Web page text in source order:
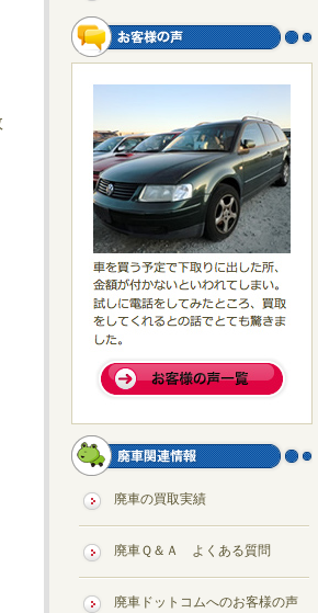
廃車の買取実績
廃車Ｑ＆Ａ よくある質問
廃車ドットコムへのお客様の声